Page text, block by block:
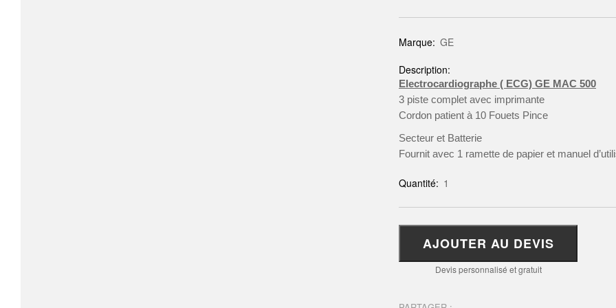
Marque: GE
Description:
Electrocardiographe ( ECG) GE MAC 500
3 piste complet avec imprimante
Cordon patient à 10 Fouets Pince
Secteur et Batterie
Fournit avec 1 ramette de papier et manuel
Quantité: 1
AJOUTER AU DEVIS
Devis personnalisé et gratuit